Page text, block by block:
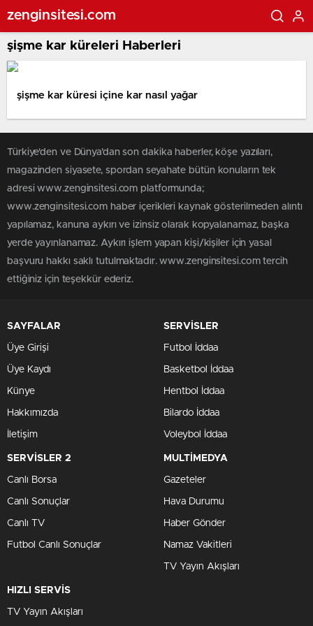
zenginsitesi.com
şişme kar küreleri Haberleri
şişme kar küresi içine kar nasıl yağar
Türkiye'den ve Dünya’dan son dakika haberler, köşe yazıları,
magazinden siyasete, spordan seyahate bütün konuların tek
adresi www.zenginsitesi.com platformunda;
www.zenginsitesi.com haber içerikleri kaynak gösterilmeden alıntı
yapılamaz, kanuna aykırı ve izinsiz olarak kopyalanamaz, başka
yerde yayınlanamaz. Aykırı işlem yapan kişi/kişiler için yasal
başvuru hakkı saklı tutulmaktadır. www.zenginsitesi.com tercih
ettiğiniz için teşekkür ederiz.
SAYFALAR
Üye Girişi
Üye Kaydı
Künye
Hakkımızda
İletişim
SERVİSLER
Futbol İddaa
Basketbol İddaa
Hentbol İddaa
Bilardo İddaa
Voleybol İddaa
SERVİSLER 2
Canlı Borsa
Canlı Sonuçlar
Canlı TV
Futbol Canlı Sonuçlar
MULTİMEDYA
Gazeteler
Hava Durumu
Haber Gönder
Namaz Vakitleri
TV Yayın Akışları
HIZLI SERVİS
TV Yayın Akışları